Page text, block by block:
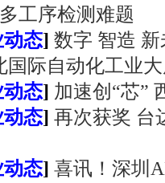
工序检测难题
态] 数字 智造
国际自动化工业大
态] 加速创“芯”
态] 再次获奖 台
态] 喜讯！深圳